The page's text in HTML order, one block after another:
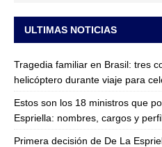
ULTIMAS NOTICIAS
Tragedia familiar en Brasil: tres
helicóptero durante viaje para
Estos son los 18 ministros que
Espriella: nombres, cargos y
Primera decisión de De La